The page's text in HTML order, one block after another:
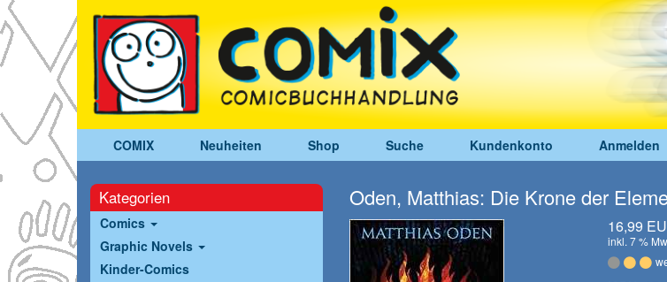
COMIX Neuheiten Shop Suche Kundenkonto Anmelden
Kategorien
Comics
Graphic Novels
Kinder-Comics
Oden, Matthias: Die Krone der
16,99
inkl. 7 %